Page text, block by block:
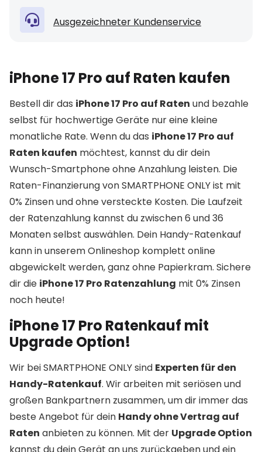
Ausgezeichneter Kundenservice
iPhone 17 Pro auf Raten kaufen
Bestell dir das iPhone 17 Pro auf Raten und bezahle
selbst für hochwertige Geräte nur eine kleine
monatliche Rate. Wenn du das iPhone 17 Pro auf
Raten kaufen möchtest, kannst du dir dein
Wunsch-Smartphone ohne Anzahlung leisten. Die
Raten-Finanzierung von SMARTPHONE ONLY ist mit
0% Zinsen und ohne versteckte Kosten. Die Laufzeit
der Ratenzahlung kannst du zwischen 6 und 36
Monaten selbst auswählen. Dein Handy-Ratenkauf
kann in unserem Onlineshop komplett online
abgewickelt werden, ganz ohne Papierkram. Sichere
dir die iPhone 17 Pro Ratenzahlung mit 0% Zinsen
noch heute!
iPhone 17 Pro Ratenkauf mit
Upgrade Option!
Wir bei SMARTPHONE ONLY sind Experten für den
Handy-Ratenkauf. Wir arbeiten mit seriösen und
großen Bankpartnern zusammen, um dir immer das
beste Angebot für dein Handy ohne Vertrag auf
Raten anbieten zu können. Mit der Upgrade Option